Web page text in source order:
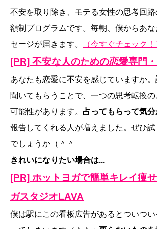
不安を取り除き、モテる女性の思考回路
額制プログラムです。毎朝、僕からあ
セージが届きます。
（今すぐチェック！
[PR] 不安な人のための恋愛専門
あなたも恋愛に不安を感じていますか
聞いてもらうことで、一つの思考転換
可能性があります。 占ってもらって気
報告してくれる人が増えました。ぜひ試
でしょうか（＾＾
きれいになりたい場合は...
[PR] ホットヨガで簡単キレイ痩
ガスタジオLAVA
僕は駅にこの看板広告があるとついつ